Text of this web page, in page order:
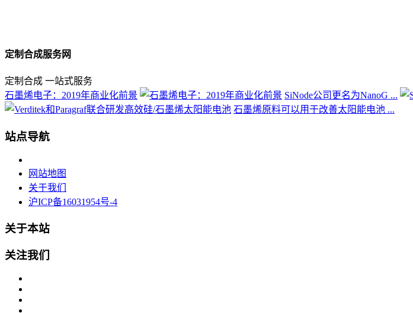
定制合成服务网
定制合成 一站式服务
石墨烯电子：2019年商业化前景
SiNode公司更名为NanoG ...
石墨烯原料可以用于改善太阳能电池 ...
站点导航
网站地图
关于我们
沪ICP备16031954号-4
关于本站
关注我们